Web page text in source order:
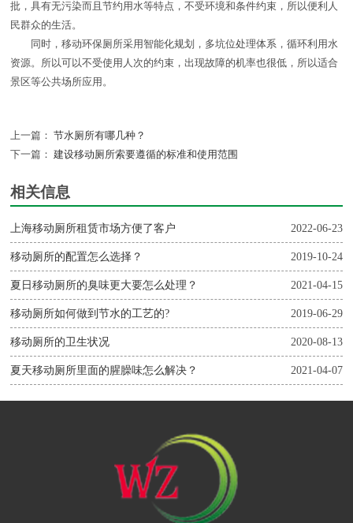
批，具有无污染而且节约用水等特点，不受环境和条件约束，所以便利人
民群众的生活。
同时，移动环保厕所采用智能化规划，多坑位处理体系，循环利用水
资源。所以可以不受使用人次的约束，出现故障的机率也很低，所以适合
景区等公共场所应用。
上一篇： 节水厕所有哪几种？
下一篇： 建设移动厕所索要遵循的标准和使用范围
相关信息
2022-06-23
上海移动厕所租赁市场方便了客户
2019-10-24
移动厕所的配置怎么选择？
2021-04-15
夏日移动厕所的臭味更大要怎么处理？
2019-06-29
移动厕所如何做到节水的工艺的?
2020-08-13
移动厕所的卫生状况
2021-04-07
夏天移动厕所里面的腥臊味怎么解决？